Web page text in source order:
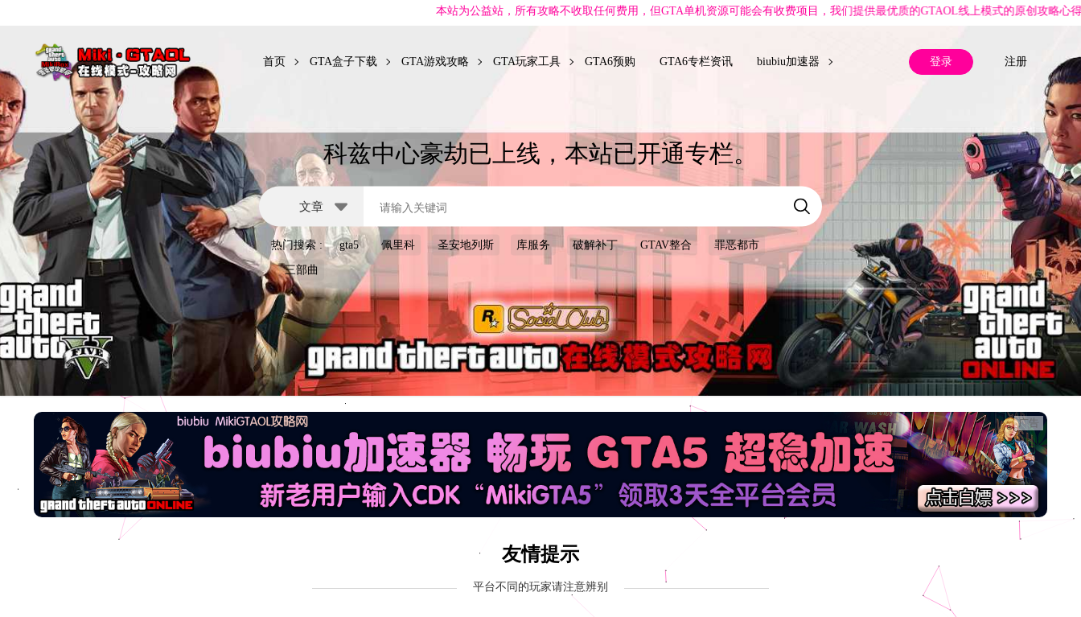
本站为公益站，所有攻略不收取任何费用，但GTA单机资源可能会有收费项目，我们提供最优质的GTAOL线上模式的原创攻略心得，大量萌新攻略，也
首页 GTA盒子下载 GTA游戏攻略 GTA玩家工具 GTA6预购 GTA6专栏资讯 biubiu加速器 登录 注册
科兹中心豪劫已上线，本站已开通专栏。
文章
热门搜索 : gta5 佩里科 圣安地列斯 库服务 破解补丁 GTAV整合 罪恶都市
三部曲
广告
友情提示
平台不同的玩家请注意辨别